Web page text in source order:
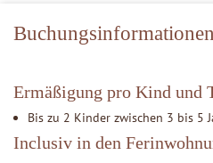
Buchungsinformationen
Ermäßigung pro Kind und
Bis zu 2 Kinder zwischen 3 bis 5
Inclusiv in den